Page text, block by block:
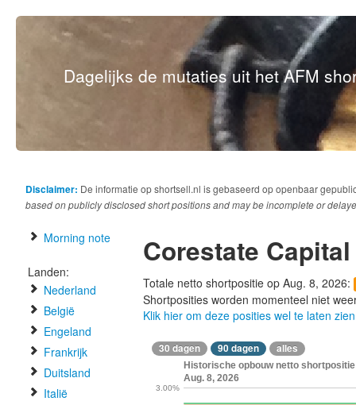
Dagelijks de mutaties uit het AFM
Disclaimer: De informatie op shortsell.nl is gebaseerd op openbaar
based on publicly disclosed short positions and may be incomplete or
Morning note
Landen:
Nederland
België
Engeland
Frankrijk
Duitsland
Italië
Corestate
Totale netto shortpositie op Aug. 8, 2026:
Shortposities worden momenteel niet
Klik hier om deze posities wel te laten zien
30 dagen 90 dagen alles
Historische opbouw netto
Aug. 8, 2026
3.00%